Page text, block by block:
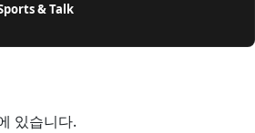
& Talk
있습니다.